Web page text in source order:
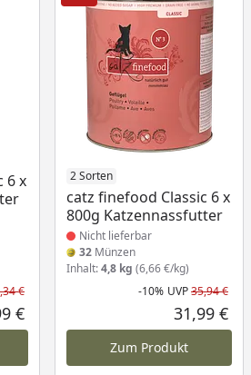
6 x
Rabatt in Prozent
Ursprünglicher Preis
€
Aktueller Preis
€
2 Sorten
catz finefood Classic 6 x
800g Katzennassfutter
Produkt nicht lieferbar
Nicht lieferbar
32 Münzen
Inhalt:4,8 kg (6,66 €/kg)
-10% UVP35,94 €
31,99 €
Zum Produkt